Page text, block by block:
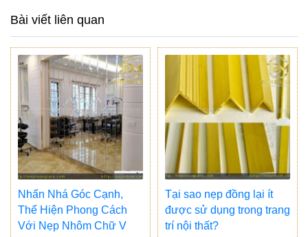
Bài viết liên quan
Nhấn Nhá Góc Cạnh,
Thể Hiện Phong Cách
Với Nẹp Nhôm Chữ V
Tại sao nẹp đồng lại ít
được sử dụng trong trang
trí nội thất?